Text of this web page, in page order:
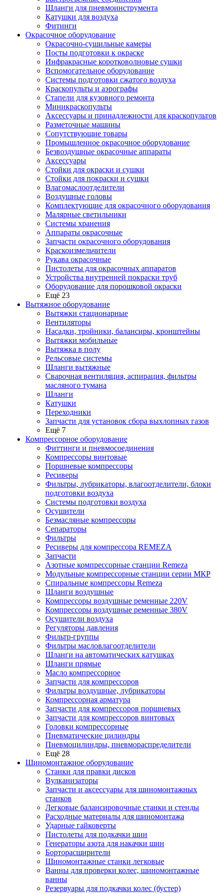
Шланги для пневмоинструмента
Катушки для воздуха
Фитинги
Окрасочное оборудование
Окрасочно-сушильные камеры
Посты подготовки к окраске
Инфракрасные коротковолновые сушки
Вспомогательное оборудование
Системы подготовки сжатого воздуха
Краскопульты и аэрографы
Стапели для кузовного ремонта
Миникраскопульты
Аксессуары и принадлежности для краскопультов
Разметочные машины
Сопутствующие товары
Промышленное окрасочное оборудование
Безвоздушные окрасочные аппараты
Аксессуары
Стойки для окраски и сушки
Стойки для покраски и сушки
Влагомаслоотделители
Воздушные головы
Комплектующие для окрасочного оборудования
Малярные светильники
Системы хранения
Аппараты окрасочные
Запчасти окрасочного оборудования
Краскоизмельчители
Рукава окрасочные
Пистолеты для окрасочных аппаратов
Устройства внутренней покраски труб
Оборудование для порошковой окраски
Ещё 23
Вытяжное оборудование
Вытяжки стационарные
Вентиляторы
Насадки, тройники, балансиры, кронштейны
Вытяжки мобильные
Вытяжка в полу
Рельсовые системы
Шланги вытяжные
Сварочная вентиляция, аспирация, фильтры
масляного тумана
Шланги
Катушки
Переходники
Запчасти для установок сбора выхлопных газов
Ещё 7
Компрессорное оборудование
Фиттинги и пневмосоединения
Компрессоры винтовые
Поршневые компрессоры
Ресиверы
Фильтры, лубрикаторы, влагоотделители, блоки
подготовки воздуха
Системы подготовки воздуха
Осушители
Безмасляные компрессоры
Сепараторы
Фильтры
Ресиверы для компрессора REMEZA
Запчасти
Азотные компрессорные станции Remeza
Модульные компрессорные станции серии МКР
Спиральные компрессоры Remeza
Шланги воздушные
Компрессоры воздушные ременные 220V
Компрессоры воздушные ременные 380V
Осушители воздуха
Регуляторы давления
Фильтр-группы
Фильтры масловлагоотделители
Шланги на автоматических катушках
Шланги прямые
Масло компрессорное
Запчасти для компрессоров
Фильтры воздушные, лубрикаторы
Компрессорная арматура
Запчасти для компрессоров поршневых
Запчасти для компрессоров винтовых
Головки компрессорные
Пневматические цилиндры
Пневмоцилиндры, пневмораспределители
Ещё 28
Шиномонтажное оборудование
Станки для правки дисков
Вулканизаторы
Запчасти и аксессуары для шиномонтажных
станков
Легковые балансировочные станки и стенды
Расходные материалы для шиномонтажа
Ударные гайковерты
Пистолеты для подкачки шин
Генераторы азота для накачки шин
Борторасширители
Шиномонтажные станки легковые
Ванны для проверки колес, шиномонтажные
ванны
Резервуары для подкачки колес (бустер)